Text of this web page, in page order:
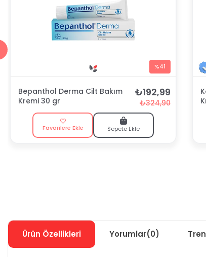
%41
Bepanthol Derma Cilt Bakım
Kremi 30 gr
₺192,99
₺324,90
Favorilere Ekle Sepete Ekle
Ürün Özellikleri Yorumlar(0)